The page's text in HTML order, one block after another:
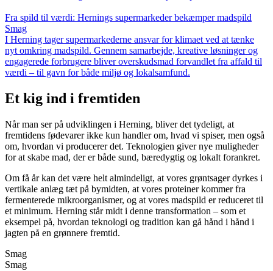
Fra spild til værdi: Hernings supermarkeder bekæmper madspild
Smag
I Herning tager supermarkederne ansvar for klimaet ved at tænke
nyt omkring madspild. Gennem samarbejde, kreative løsninger og
engagerede forbrugere bliver overskudsmad forvandlet fra affald til
værdi – til gavn for både miljø og lokalsamfund.
Et kig ind i fremtiden
Når man ser på udviklingen i Herning, bliver det tydeligt, at
fremtidens fødevarer ikke kun handler om, hvad vi spiser, men også
om, hvordan vi producerer det. Teknologien giver nye muligheder
for at skabe mad, der er både sund, bæredygtig og lokalt forankret.
Om få år kan det være helt almindeligt, at vores grøntsager dyrkes i
vertikale anlæg tæt på bymidten, at vores proteiner kommer fra
fermenterede mikroorganismer, og at vores madspild er reduceret til
et minimum. Herning står midt i denne transformation – som et
eksempel på, hvordan teknologi og tradition kan gå hånd i hånd i
jagten på en grønnere fremtid.
Smag
Smag